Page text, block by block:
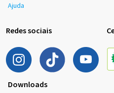
Ajuda
Redes sociais
Downloads